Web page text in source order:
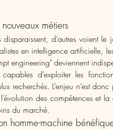
métiers
d’autres voient le
en intelligence artificielle,
engineering" deviennent
capables d’exploiter les
recherchés. L’enjeu n’est
des compétences et
du marché.
homme-machine